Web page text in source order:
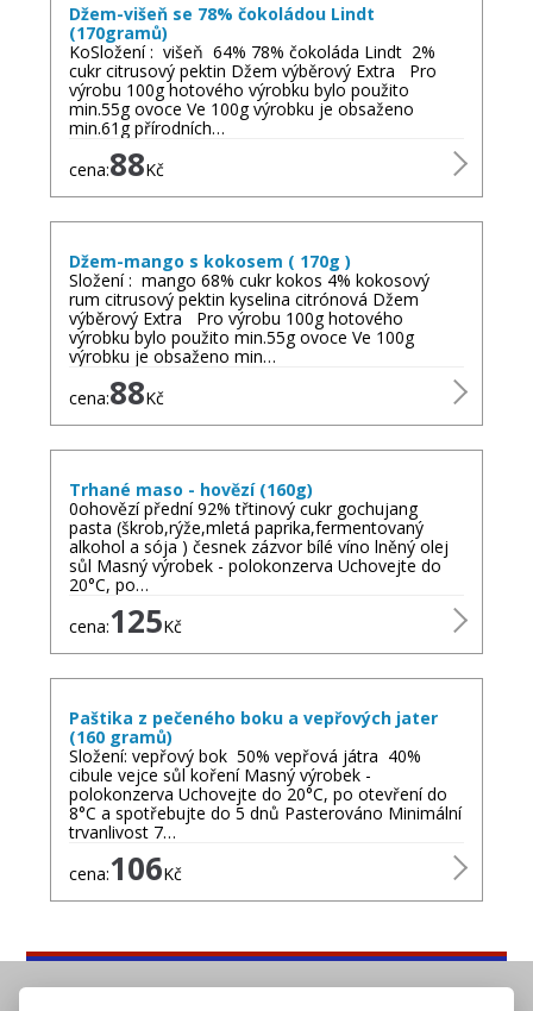
Džem-višeň se 78% čokoládou Lindt
(170gramů)
KoSložení : višeň 64% 78% čokoláda Lindt 2%
cukr citrusový pektin Džem výběrový Extra Pro
výrobu 100g hotového výrobku bylo použito
min.55g ovoce Ve 100g výrobku je obsaženo
min.61g přírodních…
cena:88Kč
Džem-mango s kokosem ( 170g )
Složení : mango 68% cukr kokos 4% kokosový
rum citrusový pektin kyselina citrónová Džem
výběrový Extra Pro výrobu 100g hotového
výrobku bylo použito min.55g ovoce Ve 100g
výrobku je obsaženo min…
cena:88Kč
Trhané maso - hovězí (160g)
0ohovězí přední 92% třtinový cukr gochujang
pasta (škrob,rýže,mletá paprika,fermentovaný
alkohol a sója ) česnek zázvor bílé víno lněný olej
sůl Masný výrobek - polokonzerva Uchovejte do
20°C, po…
cena:125Kč
Paštika z pečeného boku a vepřových jater
(160 gramů)
Složení: vepřový bok 50% vepřová játra 40%
cibule vejce sůl koření Masný výrobek -
polokonzerva Uchovejte do 20°C, po otevření do
8°C a spotřebujte do 5 dnů Pasterováno Minimální
trvanlivost 7…
cena:106Kč